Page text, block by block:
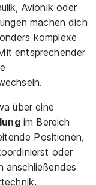
Avionik oder
machen dich
komplexe
entsprechender
über eine
im Bereich
Positionen,
oder
anschließendes